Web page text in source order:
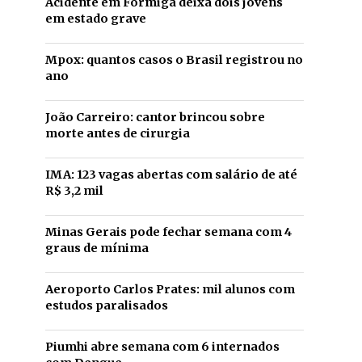
em estado grave
Mpox: quantos casos o Brasil registrou no
ano
João Carreiro: cantor brincou sobre
morte antes de cirurgia
IMA: 123 vagas abertas com salário de até
R$ 3,2 mil
Minas Gerais pode fechar semana com 4
graus de mínima
Aeroporto Carlos Prates: mil alunos com
estudos paralisados
Piumhi abre semana com 6 internados